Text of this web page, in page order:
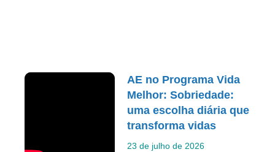
AE no Programa Vida
Melhor: Sobriedade:
uma escolha diária que
transforma vidas
23 de julho de 2026